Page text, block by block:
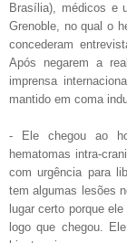
Brasília), médicos e
Grenoble, no qual o
concederam
Após negarem a
imprensa
mantido em coma
- Ele chegou ao
hematomas intra-
com urgência para
tem algumas lesões
lugar certo porque
logo que chegou.